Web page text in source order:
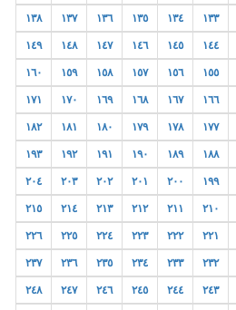
١٣٣ ١٣٤ ١٣٥ ١٣٦ ١٣٧ ١٣٨
١٤٤ ١٤٥ ١٤٦ ١٤٧ ١٤٨ ١٤٩
١٥٥ ١٥٦ ١٥٧ ١٥٨ ١٥٩ ١٦٠
١٦٦ ١٦٧ ١٦٨ ١٦٩ ١٧٠ ١٧١
١٧٧ ١٧٨ ١٧٩ ١٨٠ ١٨١ ١٨٢
١٨٨ ١٨٩ ١٩٠ ١٩١ ١٩٢ ١٩٣
١٩٩ ٢٠٠ ٢٠١ ٢٠٢ ٢٠٣ ٢٠٤
٢١٠ ٢١١ ٢١٢ ٢١٣ ٢١٤ ٢١٥
٢٢١ ٢٢٢ ٢٢٣ ٢٢٤ ٢٢٥ ٢٢٦
٢٣٢ ٢٣٣ ٢٣٤ ٢٣٥ ٢٣٦ ٢٣٧
٢٤٣ ٢٤٤ ٢٤٥ ٢٤٦ ٢٤٧ ٢٤٨